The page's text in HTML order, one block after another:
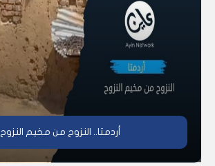
أردمتا.. النزوح من مخيم النزوح